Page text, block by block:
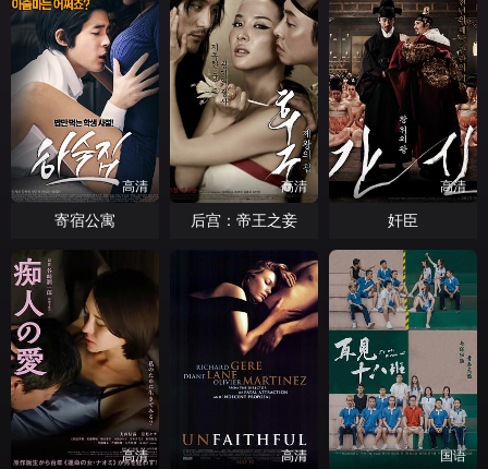
高清
寄宿公寓
高清
后宫：帝王之妾
高清
奸臣
高清 高清 国语